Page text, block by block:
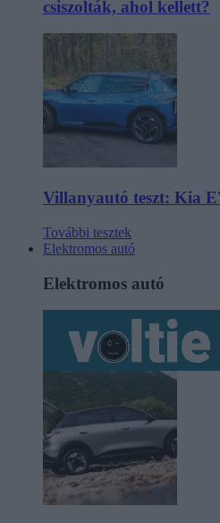
csiszolták, ahol kellett?
Villanyautó teszt: Kia
További tesztek
Elektromos autó
Elektromos autó